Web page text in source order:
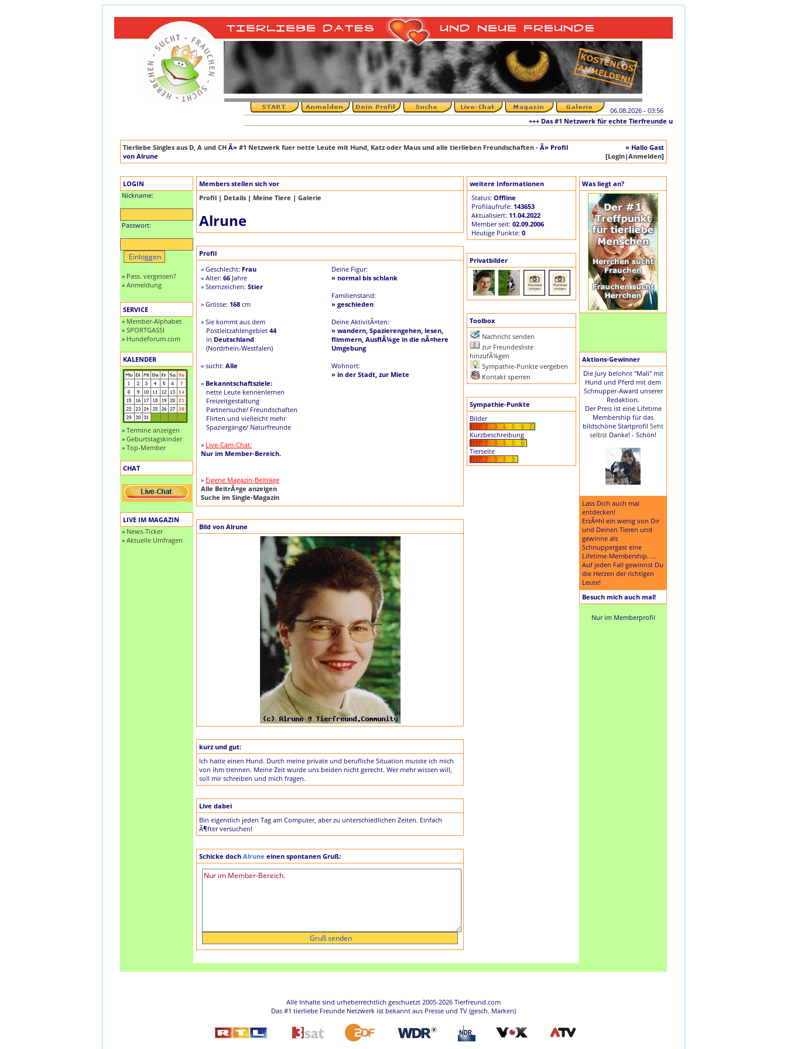
06.08.2026 - 03:56
+++ Das #1 Netzwerk für echte Tierfreunde und tierliebe Singles +++ Die
Tierliebe Singles aus D, A und CH Â» #1 Netzwerk fuer nette Leute mit Hund, Katz oder Maus und alle tierlieben Freundschaften - Â» Profil
von Alrune
» Hallo Gast
[Login|Anmelden]
LOGIN
Nickname:
Passwort:
» Pass. vergessen?
» Anmeldung
SERVICE
» Member-Alphabet
» SPORTGASSI
» Hundeforum.com
KALENDER
» Termine anzeigen
» Geburtstagskinder
» Top-Member
CHAT
LIVE IM MAGAZIN
» News-Ticker
» Aktuelle Umfragen
Members stellen sich vor
Profil | Details | Meine Tiere | Galerie
Alrune
Profil
» Geschlecht: Frau
» Alter: 66 Jahre
» Sternzeichen: Stier
» Grösse: 168 cm
» Sie kommt aus dem
Postleitzahlengebiet 44
in Deutschland
(Nordrhein-Westfalen)
» sucht: Alle
» Bekanntschaftsziele:
nette Leute kennenlernen
Freizeitgestaltung
Partnersuche/ Freundschaften
Flirten und vielleicht mehr
Spaziergänge/ Naturfreunde
» Live-Cam-Chat:
Nur im Member-Bereich.
» Eigene Magazin-Beiträge
Alle BeitrÃ¤ge anzeigen
Suche im Single-Magazin
Deine Figur:
» normal bis schlank
Familienstand:
» geschieden
Deine AktivitÃ¤ten:
» wandern, Spazierengehen, lesen,
flimmern, AusflÃ¼ge in die nÃ¤here
Umgebung
Wohnort:
» in der Stadt, zur Miete
Bild von Alrune
kurz und gut:
Ich hatte einen Hund. Durch meine private und berufliche Situation musste ich mich
von ihm trennen. Meine Zeit wurde uns beiden nicht gerecht. Wer mehr wissen will,
soll mir schreiben und mich fragen.
Live dabei
Bin eigentlich jeden Tag am Computer, aber zu unterschiedlichen Zeiten. Einfach
Ã¶fter versuchen!
Schicke doch Alrune einen spontanen Gruß:
weitere Informationen
Status: Offline
Profilaufrufe: 143653
Aktualisiert: 11.04.2022
Member seit: 02.09.2006
Heutige Punkte: 0
Privatbilder
Toolbox
Nachricht senden
zur Freundesliste
hinzufÃ¼gen
Sympathie-Punkte vergeben
Kontakt sperren
Sympathie-Punkte
Bilder
Kurzbeschreibung
Tierseite
Was liegt an?
Aktions-Gewinner
Die Jury belohnt "Mali" mit
Hund und Pferd mit dem
Schnupper-Award unserer
Redaktion.
Der Preis ist eine Lifetime
Membership für das
bildschöne Startprofil Seht
selbst Danke! - Schön!
Lass Dich auch mal
entdecken!
ErzÃ¤hl ein wenig von Dir
und Deinen Tieren und
gewinne als
Schnuppergast eine
Lifetime-Membership. ...
Auf jeden Fall gewinnst Du
die Herzen der richtigen
Leute!
Besuch mich auch mal!
Nur im Memberprofil
Alle Inhalte sind urheberrechtlich geschuetzt 2005-2026 Tierfreund.com
Das #1 tierliebe Freunde Netzwerk ist bekannt aus Presse und TV (gesch. Marken)